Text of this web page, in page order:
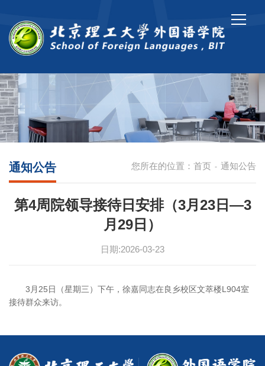
您所在的位置： 首页 - 通知公告
通知公告
第4周院领导接待日安排（3月23日—3
月29日）
日期:2026-03-23
3月25日（星期三）下午，徐嘉同志在良乡校区文萃楼L904室
接待群众来访。